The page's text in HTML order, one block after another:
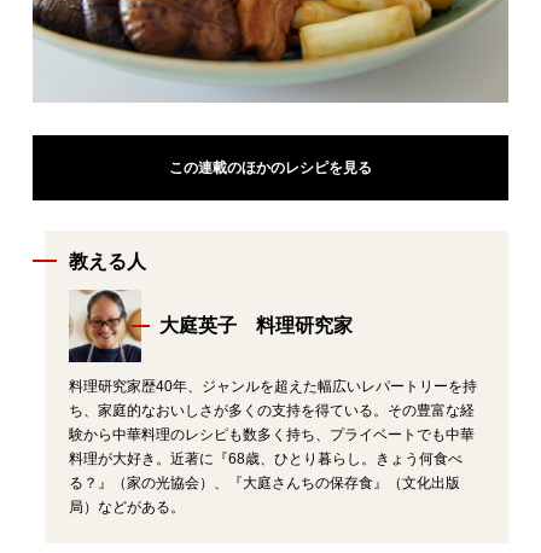
この連載のほかのレシピを見る
教える人
大庭英子 料理研究家
料理研究家歴40年、ジャンルを超えた幅広いレパートリーを持
ち、家庭的なおいしさが多くの支持を得ている。その豊富な経
験から中華料理のレシピも数多く持ち、プライベートでも中華
料理が大好き。近著に『68歳、ひとり暮らし。きょう何食べ
る？』（家の光協会）、『大庭さんちの保存食』（文化出版
局）などがある。